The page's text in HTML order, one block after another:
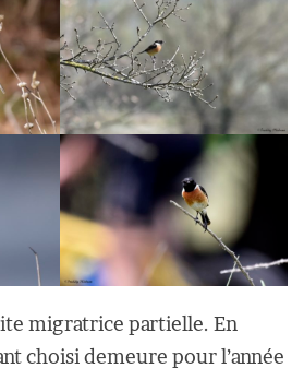
migratrice partielle. En
choisi demeure pour l’année